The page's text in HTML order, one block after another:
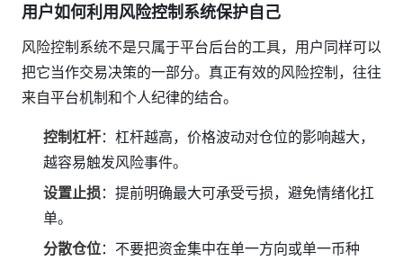
用户如何利用风险控制系统保护自己
风险控制系统不是只属于平台后台的工具，用户同样可以
把它当作交易决策的一部分。真正有效的风险控制，往往
来自平台机制和个人纪律的结合。
控制杠杆：杠杆越高，价格波动对仓位的影响越大，
越容易触发风险事件。
设置止损 ：提前明确最大可承受亏损，避免情绪化扛
单。
分散仓位：不要把资金集中在单一方向或单一币种